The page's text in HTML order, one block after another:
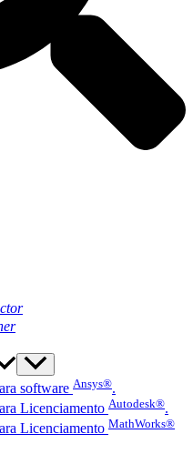
software Ansys®.
Licenciamento Autodesk®.
Licenciamento MathWorks®